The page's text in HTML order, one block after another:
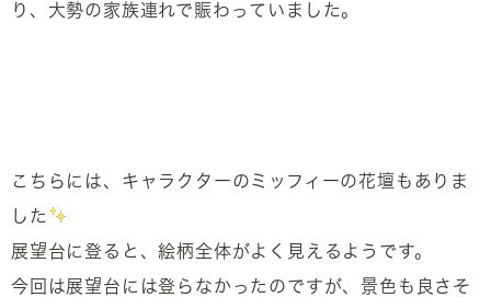
り、大勢の家族連れで賑わっていました。
こちらには、キャラクターのミッフィーの花壇もありま
した
展望台に登ると、絵柄全体がよく見えるようです。
今回は展望台には登らなかったのですが、景色も良さそ